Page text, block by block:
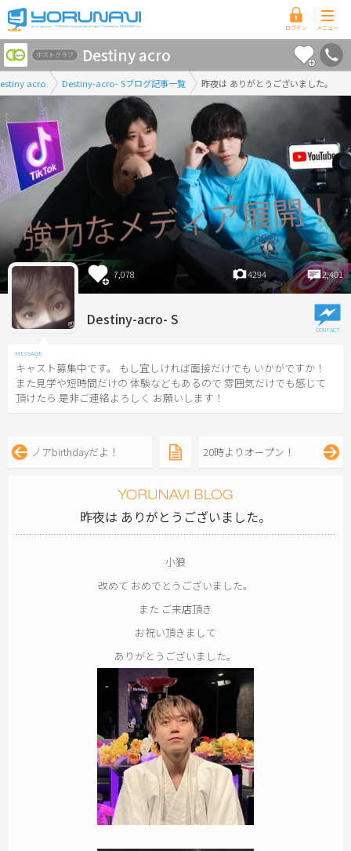
香
川
県
版
acro Destiny-acro- Sブログ記事一覧 昨夜は ありがとうございました。
ホストクラブ Destiny acro
7,078 4294 2,401
Destiny-acro- S
キャスト募集中です。 もし宜しければ面接だけでも いかがですか！
また見学や短時間だけの 体験などもあるので 雰囲気だけでも感じて
頂けたら 是非ご連絡よろしく お願いします！
ノアbirthdayだよ！ 20時よりオープン！
昨夜は ありがとうございました。
小狼
改めて おめでとうございました。
また ご来店頂き
お祝い頂きまして
ありがとうございました。